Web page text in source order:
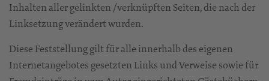
Inhalten aller gelinkten /verknüpften Seiten, die nach der
Linksetzung verändert wurden.
Diese Feststellung gilt für alle innerhalb des eigenen
Internetangebotes gesetzten Links und Verweise sowie für